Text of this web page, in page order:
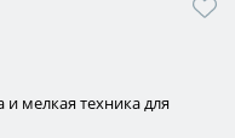
и мелкая техника для